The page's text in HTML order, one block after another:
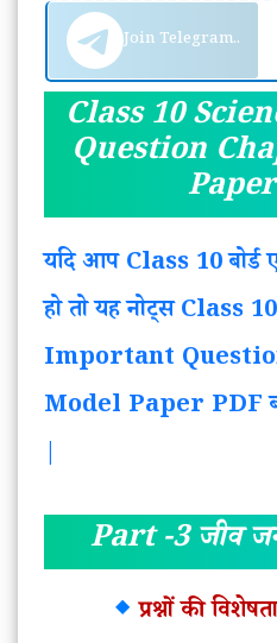
Join Telegram..
Class 10
Question
यदि आप Class 10 बोर्ड
हो तो यह नोट्स Class
Important
Model Paper PDF
|
Part -3 जीव
प्रश्नों की